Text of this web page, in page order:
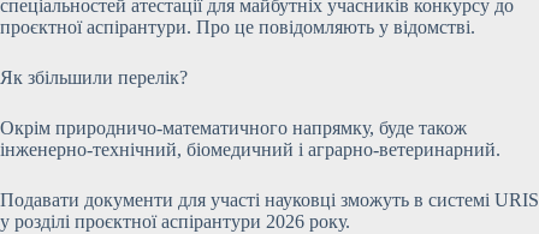
спеціальностей атестації для майбутніх учасників конкурсу до
проєктної аспірантури. Про це повідомляють у відомстві.
Як збільшили перелік?
Окрім природничо-математичного напрямку, буде також
інженерно-технічний, біомедичний і аграрно-ветеринарний.
Подавати документи для участі науковці зможуть в системі URIS
у розділі проєктної аспірантури 2026 року.